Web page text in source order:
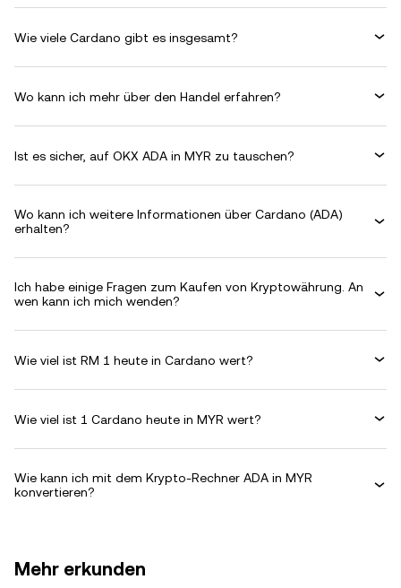
Wie viele Cardano gibt es insgesamt?
Wo kann ich mehr über den Handel erfahren?
Ist es sicher, auf OKX ADA in MYR zu tauschen?
Wo kann ich weitere Informationen über Cardano (ADA)
erhalten?
Ich habe einige Fragen zum Kaufen von Kryptowährung. An
wen kann ich mich wenden?
Wie viel ist RM 1 heute in Cardano wert?
Wie viel ist 1 Cardano heute in MYR wert?
Wie kann ich mit dem Krypto-Rechner ADA in MYR
konvertieren?
Mehr erkunden